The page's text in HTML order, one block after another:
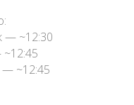
— ~12:30
— ~12:45